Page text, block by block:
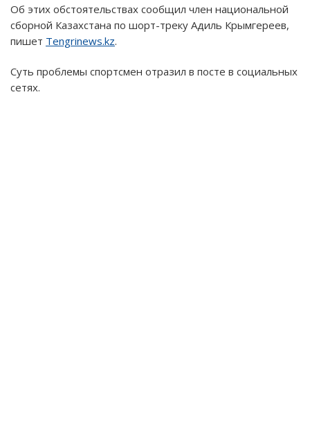
Об этих обстоятельствах сообщил член национальной
сборной Казахстана по шорт-треку Адиль Крымгереев,
пишет Tengrinews.kz.
Суть проблемы спортсмен отразил в посте в социальных
сетях.